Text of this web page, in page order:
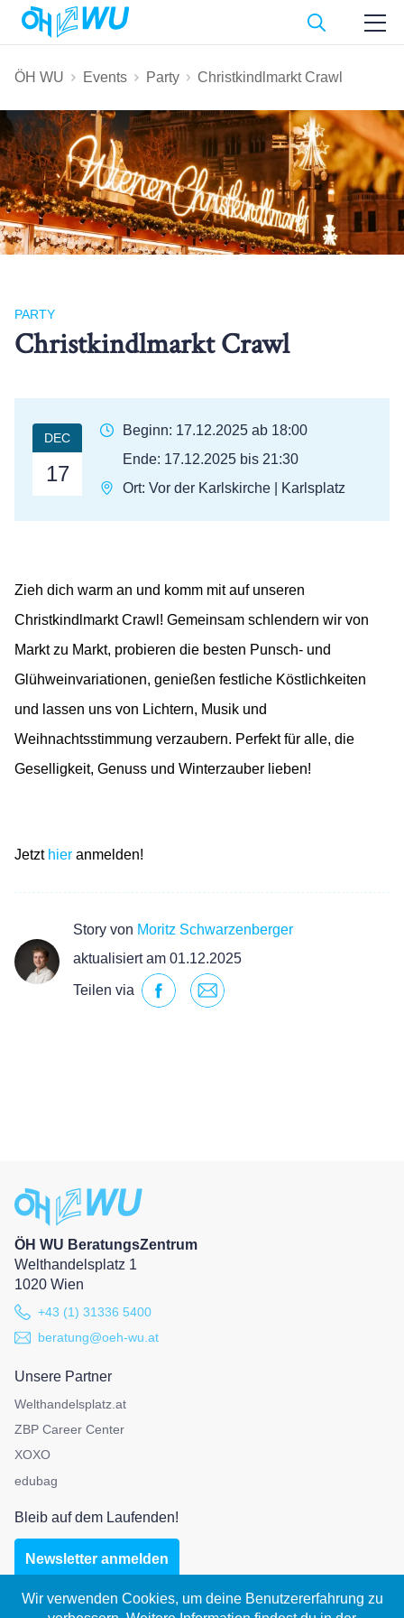
ÖH WU Events Party Christkindlmarkt Crawl
PARTY
Christkindlmarkt Crawl
DEC
17
Beginn: 17.12.2025 ab 18:00
Ende: 17.12.2025 bis 21:30
Ort: Vor der Karlskirche | Karlsplatz
Zieh dich warm an und komm mit auf unseren
Christkindlmarkt Crawl! Gemeinsam schlendern wir von
Markt zu Markt, probieren die besten Punsch- und
Glühweinvariationen, genießen festliche Köstlichkeiten
und lassen uns von Lichtern, Musik und
Weihnachtsstimmung verzaubern. Perfekt für alle, die
Geselligkeit, Genuss und Winterzauber lieben!
Jetzt hier anmelden!
Story von Moritz Schwarzenberger
aktualisiert am 01.12.2025
Teilen via
ÖH WU BeratungsZentrum
Welthandelsplatz 1
1020 Wien
+43 (1) 31336 5400
beratung@oeh-wu.at
Unsere Partner
Welthandelsplatz.at
ZBP Career Center
XOXO
edubag
Bleib auf dem Laufenden!
Newsletter anmelden
Wir verwenden Cookies, um deine Benutzererfahrung zu